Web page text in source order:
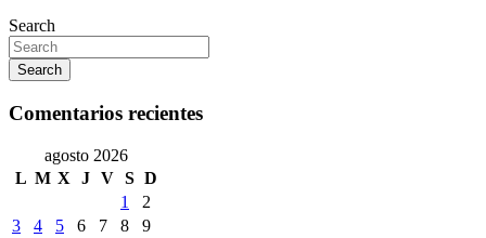
Search
Search
Comentarios recientes
agosto 2026
L M X J V S D
1
2
3
4 5 6 7 8
9